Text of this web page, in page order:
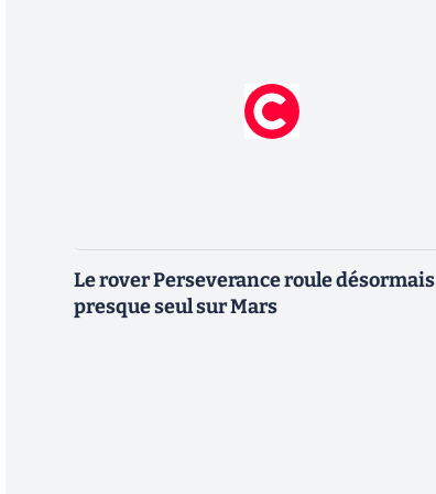
Le rover Perseverance roule désormais
presque seul sur Mars